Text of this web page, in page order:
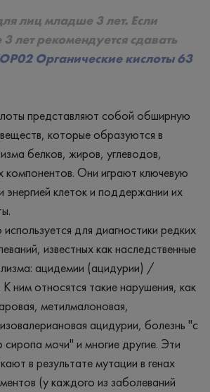
лиц младше 3 лет. Если
лет рекомендуется сдавать
Органические кислоты 63
представляют собой обширную
которые образуются в
белков, жиров, углеводов,
компонентов. Они играют ключевую
энергией клеток и поддержании их
для диагностики редких
известных как наследственные
ацидемии (ацидурии) /
ним относятся такие нарушения, как
метилмалоновая,
ацидурии, болезнь "с
сиропа мочи" и многие другие. Эти
в результате мутации в генах
(у каждого из заболеваний